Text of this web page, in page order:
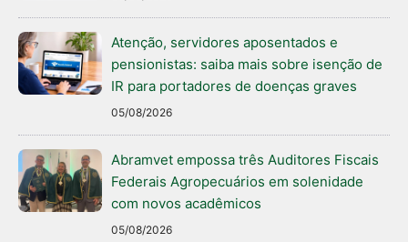
Atenção, servidores aposentados e
pensionistas: saiba mais sobre isenção de
IR para portadores de doenças graves
05/08/2026
Abramvet empossa três Auditores Fiscais
Federais Agropecuários em solenidade
com novos acadêmicos
05/08/2026